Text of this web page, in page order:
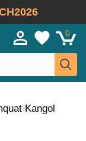
0
Kangol